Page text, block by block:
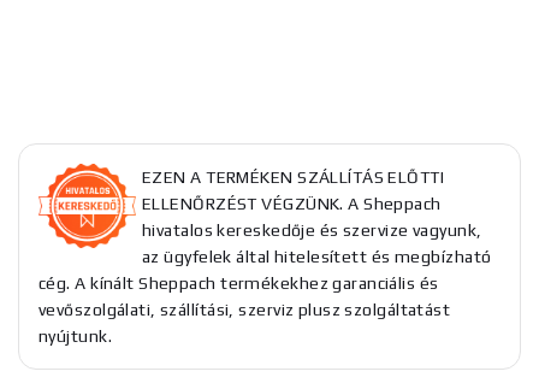
EZEN A TERMÉKEN SZÁLLÍTÁS ELŐTTI
ELLENŐRZÉST VÉGZÜNK. A Sheppach
hivatalos kereskedője és szervize vagyunk,
az ügyfelek által hitelesített és megbízható
cég. A kínált Sheppach termékekhez garanciális és
vevőszolgálati, szállítási, szerviz plusz szolgáltatást
nyújtunk.